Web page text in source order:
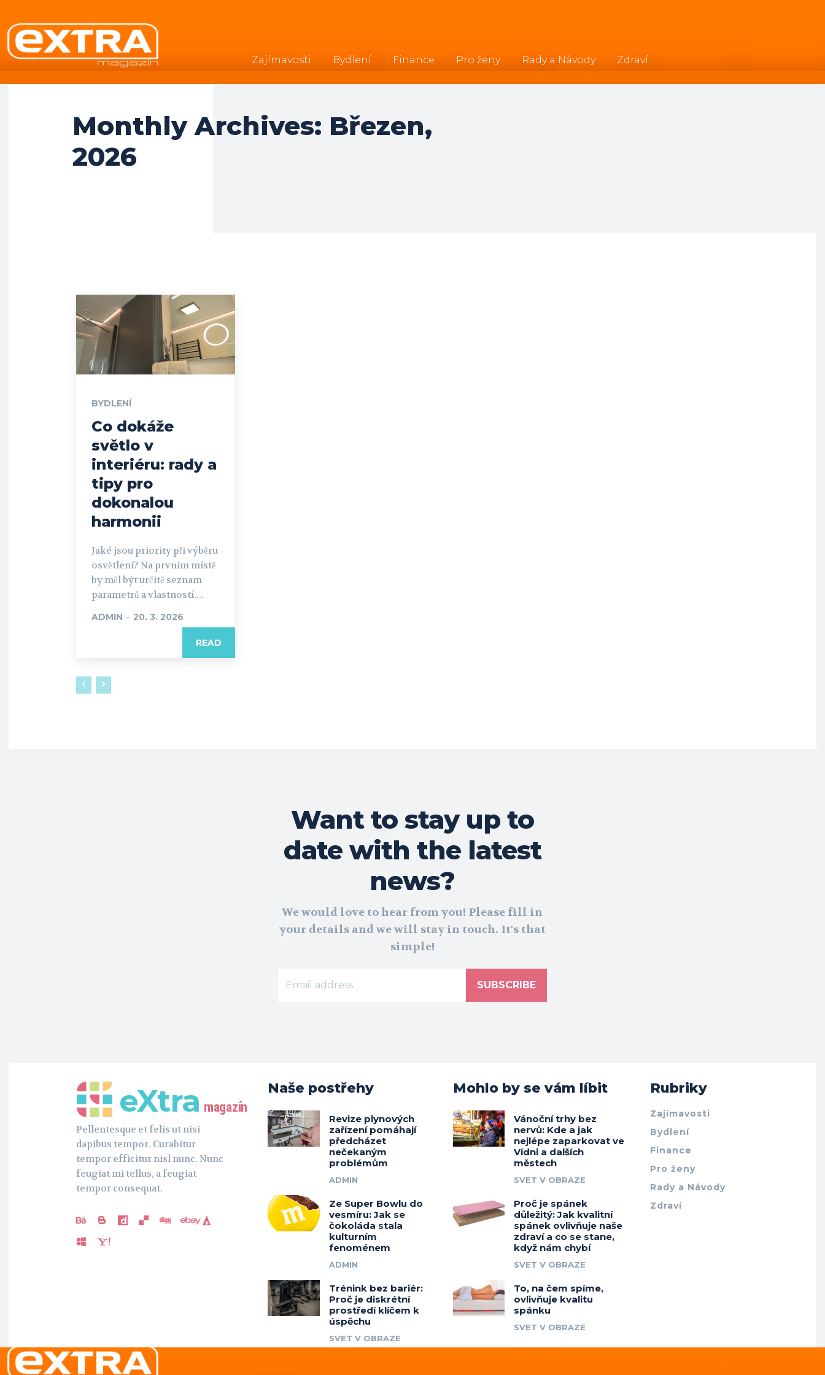
Zajímavosti Bydlení Finance Pro ženy Rady a Návody Zdraví
.
Monthly Archives: Březen,
2026
BYDLENÍ
Co dokáže
světlo v
interiéru: rady a
tipy pro
dokonalou
harmonii
Jaké jsou priority při výběru
osvětlení? Na prvním místě
by měl být určitě seznam
parametrů a vlastností....
ADMIN - 20. 3. 2026
READ
Want to stay up to
date with the latest
news?
We would love to hear from you! Please fill in
your details and we will stay in touch. It's that
simple!
SUBSCRIBE
eXtra magazín
Pellentesque et felis ut nisi
dapibus tempor. Curabitur
tempor efficitur nisl nunc. Nunc
feugiat mi tellus, a feugiat
tempor consequat.
Naše postřehy
Revize plynových
zařízení pomáhají
předcházet
nečekaným
problémům
ADMIN
Ze Super Bowlu do
vesmíru: Jak se
čokoláda stala
kulturním
fenoménem
ADMIN
Trénink bez bariér:
Proč je diskrétní
prostředí klíčem k
úspěchu
SVET V OBRAZE
Mohlo by se vám líbit
Vánoční trhy bez
nervů: Kde a jak
nejlépe zaparkovat ve
Vídni a dalších
městech
SVET V OBRAZE
Proč je spánek
důležitý: Jak kvalitní
spánek ovlivňuje naše
zdraví a co se stane,
když nám chybí
SVET V OBRAZE
To, na čem spíme,
ovlivňuje kvalitu
spánku
SVET V OBRAZE
Rubriky
Zajímavosti
Bydlení
Finance
Pro ženy
Rady a Návody
Zdraví